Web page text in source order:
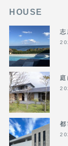
HOUSE
志